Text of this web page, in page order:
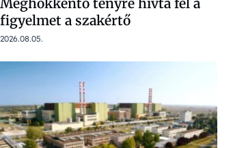
Meghökkentő tényre hívta fel a
figyelmet a szakértő
2026.08.05.